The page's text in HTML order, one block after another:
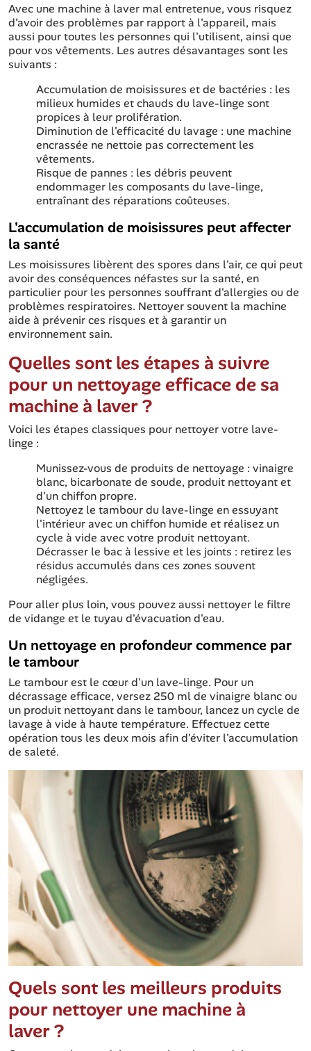
Avec une machine à laver mal entretenue, vous risquez
d'avoir des problèmes par rapport à l'appareil, mais
aussi pour toutes les personnes qui l'utilisent, ainsi que
pour vos vêtements. Les autres désavantages sont les
suivants :
Accumulation de moisissures et de bactéries : les
milieux humides et chauds du lave-linge sont
propices à leur prolifération.
Diminution de l'efficacité du lavage : une machine
encrassée ne nettoie pas correctement les
vêtements.
Risque de pannes : les débris peuvent
endommager les composants du lave-linge,
entraînant des réparations coûteuses.
L'accumulation de moisissures peut affecter
la santé
Les moisissures libèrent des spores dans l'air, ce qui peut
avoir des conséquences néfastes sur la santé, en
particulier pour les personnes souffrant d'allergies ou de
problèmes respiratoires. Nettoyer souvent la machine
aide à prévenir ces risques et à garantir un
environnement sain.
Quelles sont les étapes à suivre
pour un nettoyage efficace de sa
machine à laver ?
Voici les étapes classiques pour nettoyer votre lave-
linge :
Munissez-vous de produits de nettoyage : vinaigre
blanc, bicarbonate de soude, produit nettoyant et
d'un chiffon propre.
Nettoyez le tambour du lave-linge en essuyant
l'intérieur avec un chiffon humide et réalisez un
cycle à vide avec votre produit nettoyant.
Décrasser le bac à lessive et les joints : retirez les
résidus accumulés dans ces zones souvent
négligées.
Pour aller plus loin, vous pouvez aussi nettoyer le filtre
de vidange et le tuyau d'évacuation d'eau.
Un nettoyage en profondeur commence par
le tambour
Le tambour est le cœur d'un lave-linge. Pour un
décrassage efficace, versez 250 ml de vinaigre blanc ou
un produit nettoyant dans le tambour, lancez un cycle de
lavage à vide à haute température. Effectuez cette
opération tous les deux mois afin d'éviter l'accumulation
de saleté.
Quels sont les meilleurs produits
pour nettoyer une machine à
laver ?